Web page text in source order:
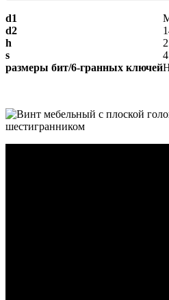
d1
d2
h
s
4
размеры бит/6-гранных ключей